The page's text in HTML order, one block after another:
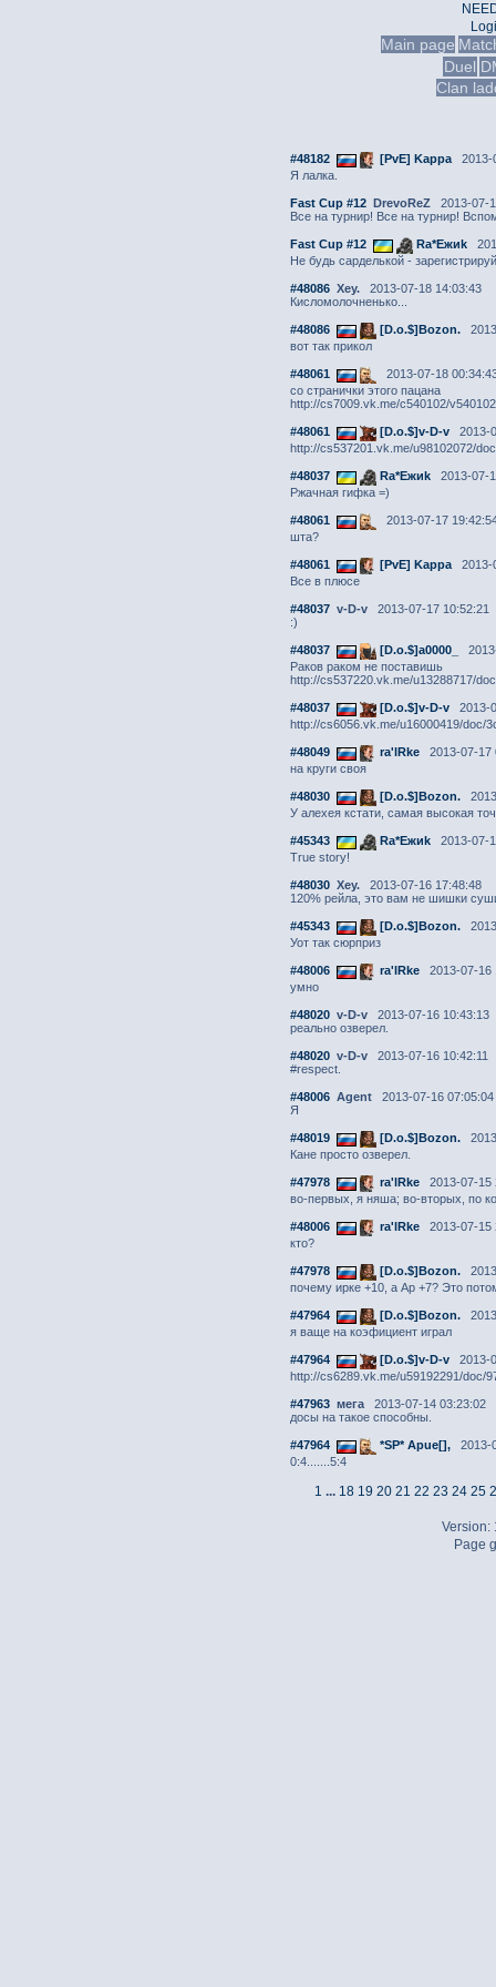
Main page
Duel
Clan
#48182 [PvE] Kappa
2013-
Я лалка.
Fast Cup #12 DrevoReZ
2013-07-
Все на турнир! Все на турнир!
Fast Cup #12 Ra*Ежиk
Не будь сарделькой -
#48086 Xey.
2013-07-18 14:03:43
Кисломолочненько...
#48086 [D.o.$]Bozon.
вот так прикол
#48061
2013-07-18
со странички этого пацана
http://cs7009.vk.me/c540102/
#48061 [D.o.$]v-D-v
2013-
http://cs537201.vk.me/u98102072/
#48037 Ra*Ежиk
2013-07-
Ржачная гифка =)
#48061
2013-07-17
шта?
#48061 [PvE] Kappa
2013-
Все в плюсе
#48037 v-D-v
2013-07-17 10:52:21
:)
#48037 [D.o.$]a0000_
Раков раком не поставишь
http://cs537220.vk.me/u13288717/
#48037 [D.o.$]v-D-v
2013-
http://cs6056.vk.me/u16000419/doc/
#48049 ra'lRke
2013-07-17
на круги своя
#48030 [D.o.$]Bozon.
У алехея кстати, самая высокая
#45343 Ra*Ежиk
2013-07-
True story!
#48030 Xey.
2013-07-16 17:48:48
120% рейла, это вам не шишки
#45343 [D.o.$]Bozon.
Уот так сюрприз
#48006 ra'lRke
2013-07-16
умно
#48020 v-D-v
2013-07-16 10:43:13
реально озверел.
#48020 v-D-v
2013-07-16 10:42:11
#respect.
#48006 Agent
2013-07-16 07:05:04
Я
#48019 [D.o.$]Bozon.
Кане просто озверел.
#47978 ra'lRke
2013-07-15
во-первых, я няша; во-вторых, по
#48006 ra'lRke
2013-07-15
кто?
#47978 [D.o.$]Bozon.
почему ирке +10, а Ар +7? Это
#47964 [D.o.$]Bozon.
я ваще на коэфициент играл
#47964 [D.o.$]v-D-v
2013-
http://cs6289.vk.me/u59192291/doc/
#47963 мега
2013-07-14 03:23:02
досы на такое способны.
#47964 *SP* Apue[],
2013-
0:4.......5:4
1 ... 18 19 20 21 22 23 24 25
Version:
Page